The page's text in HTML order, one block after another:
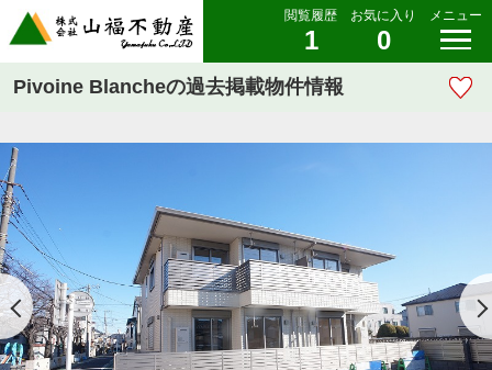
閲覧履歴
1
お気に入り
0
メニュー
Pivoine Blancheの過去掲載物件情報